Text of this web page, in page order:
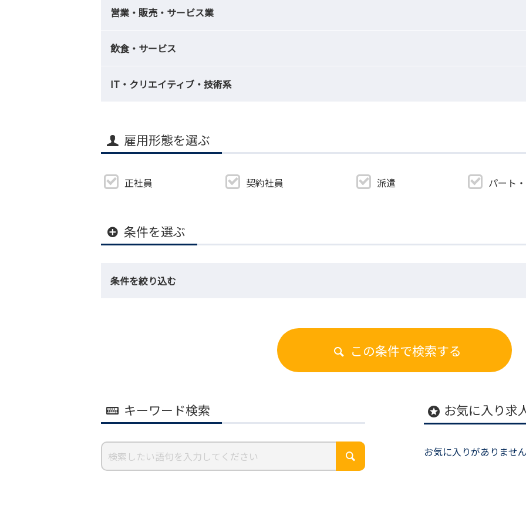
営業・販売・サービス業
飲食・サービス
IT・クリエイティブ・技術系
雇用形態を選ぶ
正社員 契約社員 派遣 パート
条件を選ぶ
条件を絞り込む
この条件で検索する
キーワード検索 stars お気に入り求
お気に入りがありませ